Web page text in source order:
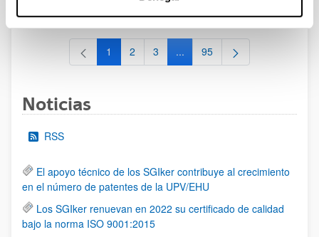
al 30/07/2026 (ambos incluídos)
Página
1 Página
2 Página
3 ...Páginas intermedias Use TAB
Página
95
Noticias
RSS
El apoyo técnico de los SGIker contribuye al crecimiento
en el número de patentes de la UPV/EHU
Los SGIker renuevan en 2022 su certificado de calidad
bajo la norma ISO 9001:2015